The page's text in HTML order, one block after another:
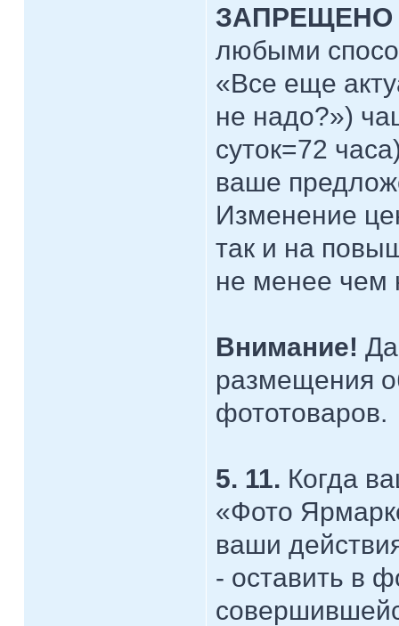
ЗАПРЕЩЕНО
любыми
«Все еще
не надо?»)
суток=72
ваше
Изменение
так и на
не менее чем
Внимание!
размещения
фототоваров.
5. 11. Когда
«Фото
ваши
- оставить в